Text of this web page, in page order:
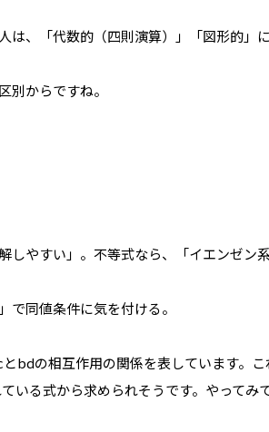
は、「代数的（四則演算）」「図形的」
別からですね。
しやすい」。不等式なら、「イエンゼン
で同値条件に気を付ける。
bdの相互作用の関係を表しています。
いる式から求められそうです。やってみて